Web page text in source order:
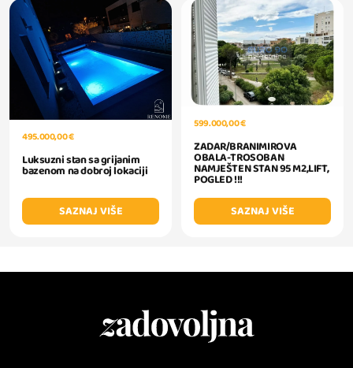
495.000,00 €
Luksuzni stan sa grijanim
bazenom na dobroj lokaciji
SAZNAJ VIŠE
599.000,00 €
ZADAR/BRANIMIROVA
OBALA-TROSOBAN
NAMJEŠTEN STAN 95 M2,LIFT,
POGLED !!!
SAZNAJ VIŠE